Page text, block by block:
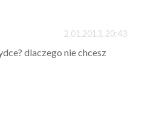
2.01.2013, 20:43
dlaczego nie chcesz